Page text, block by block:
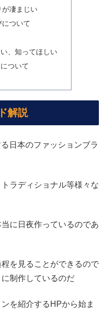
が凄まじい
ついて
、知ってほしい
ついて
解説
日本のファッションブラ
ラディショナル等様々な
に日夜作っているのであ
を見ることができるので
制作しているのだ
を紹介するHPから始ま